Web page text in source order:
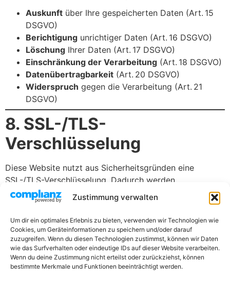
Zustimmung verwalten
Um dir ein optimales Erlebnis zu bieten, verwenden wir Technologien wie
Cookies, um Geräteinformationen zu speichern und/oder darauf
zuzugreifen. Wenn du diesen Technologien zustimmst, können wir Daten
wie das Surfverhalten oder eindeutige IDs auf dieser Website verarbeiten.
Wenn du deine Zustimmung nicht erteilst oder zurückziehst, können
bestimmte Merkmale und Funktionen beeinträchtigt werden.
Auskunft über Ihre gespeicherten Daten (Art. 15
DSGVO)
Berichtigung unrichtiger Daten (Art. 16 DSGVO)
Löschung Ihrer Daten (Art. 17 DSGVO)
Einschränkung der Verarbeitung (Art. 18 DSGVO)
Datenübertragbarkeit (Art. 20 DSGVO)
Widerspruch gegen die Verarbeitung (Art. 21
DSGVO)
8. SSL-/TLS-
Verschlüsselung
Diese Website nutzt aus Sicherheitsgründen eine
SSL-/TLS-Verschlüsselung. Dadurch werden
übertragene Daten vor dem Zugriff Dritter geschützt.
9. Kontakt bei
Datenschutzanfragen
Bei Fragen zum Datenschutz oder zur Ausübung Ihrer